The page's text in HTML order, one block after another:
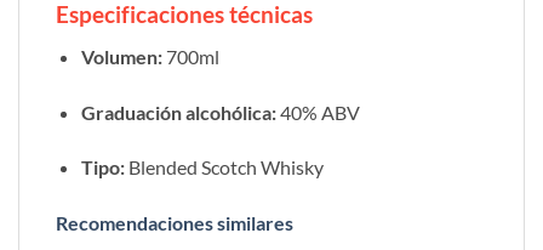
Especificaciones técnicas
Volumen:700ml
Graduación alcohólica:40% ABV
Tipo:Blended Scotch Whisky
Recomendaciones similares